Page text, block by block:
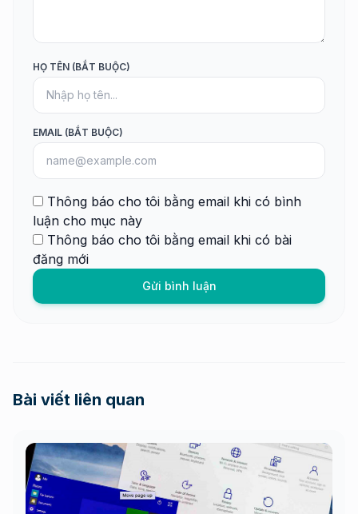
HỌ TÊN (BẮT BUỘC)
EMAIL (BẮT BUỘC)
Thông báo cho tôi bằng email khi có bình
luận cho mục này
Thông báo cho tôi bằng email khi có bài
đăng mới
Gửi bình luận
Bài viết liên quan